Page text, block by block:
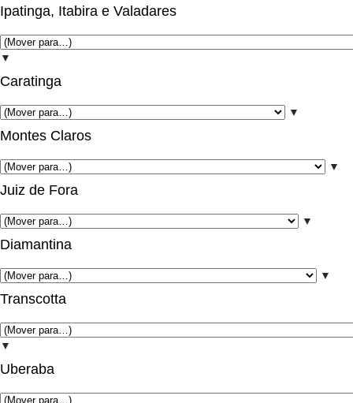
Ipatinga, Itabira e Valadares
▼
Caratinga
▼
Montes Claros
▼
Juiz de Fora
▼
Diamantina
▼
Transcotta
▼
Uberaba